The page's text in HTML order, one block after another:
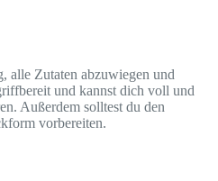
alle Zutaten abzuwiegen und
und kannst dich voll und
Außerdem solltest du den
vorbereiten.